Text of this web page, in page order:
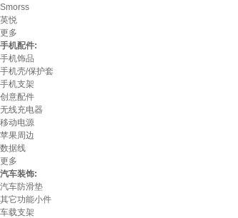
Smorss
英悦
更多
手机配件:
手机饰品
手机壳/保护套
手机支架
创意配件
无线充电器
移动电源
苹果周边
数据线
更多
汽车装饰:
汽车防滑垫
其它功能小件
车载支架